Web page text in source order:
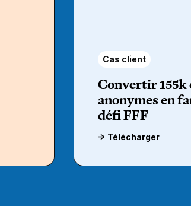
Cas client
Convertir
anonymes en
défi FFF
Télécharger